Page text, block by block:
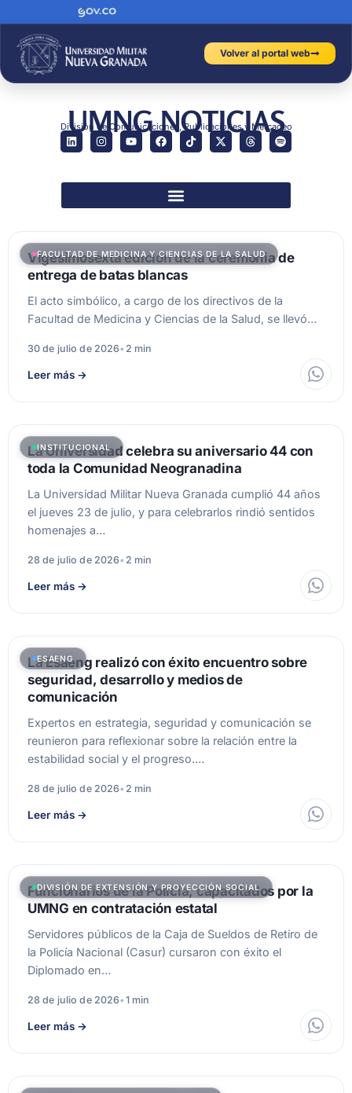
Volver al portal web
UMNG NOTICIAS
División de Comunicaciones, Publicaciones y Mercadeo
FACULTAD DE MEDICINA Y CIENCIAS DE LA SALUD
Vigesimosexta edición de la ceremonia de
entrega de batas blancas
El acto simbólico, a cargo de los directivos de la
Facultad de Medicina y Ciencias de la Salud, se llevó…
30 de julio de 2026• 2 min
Leer más →
INSTITUCIONAL
La Universidad celebra su aniversario 44 con
toda la Comunidad Neogranadina
La Universidad Militar Nueva Granada cumplió 44 años
el jueves 23 de julio, y para celebrarlos rindió sentidos
homenajes a…
28 de julio de 2026• 2 min
Leer más →
ESAENG
La Esaeng realizó con éxito encuentro sobre
seguridad, desarrollo y medios de
comunicación
Expertos en estrategia, seguridad y comunicación se
reunieron para reflexionar sobre la relación entre la
estabilidad social y el progreso.…
28 de julio de 2026• 2 min
Leer más →
DIVISIÓN DE EXTENSIÓN Y PROYECCIÓN SOCIAL
Funcionarios de la Policía, capacitados por la
UMNG en contratación estatal
Servidores públicos de la Caja de Sueldos de Retiro de
la Policía Nacional (Casur) cursaron con éxito el
Diplomado en…
28 de julio de 2026• 1 min
Leer más →